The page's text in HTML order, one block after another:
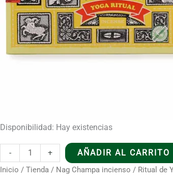
Disponibilidad: Hay existencias
-
Ritual
de
+ AÑADIR AL CARRITO
Inicio / Tienda / Nag Champa incienso / Ritual de